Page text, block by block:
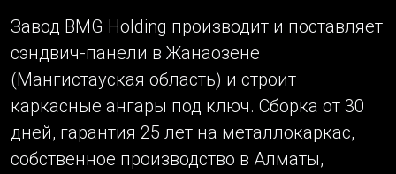
Завод BMG Holding производит и поставляет
сэндвич-панели в Жанаозене
(Мангистауская область) и строит
каркасные ангары под ключ. Сборка от 30
дней, гарантия 25 лет на металлокаркас,
собственное производство в Алматы,